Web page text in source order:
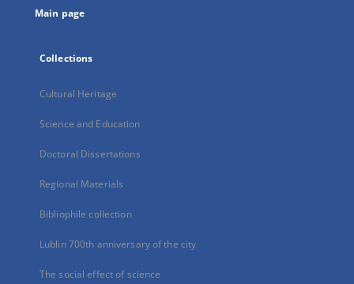
Main page
Collections
Cultural Heritage
Science and Education
Doctoral Dissertations
Regional Materials
Bibliophile collection
Lublin 700th anniversary of the city
The social effect of science